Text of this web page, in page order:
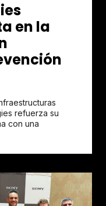
en la
refuerza su
con una